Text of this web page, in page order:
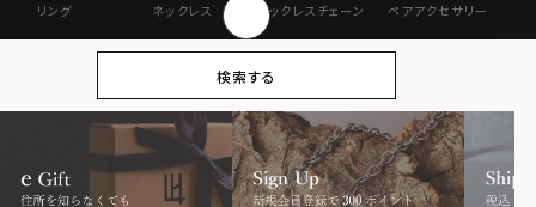
リング ネックレス ネックレスチェーン ペアアクセサリー
オンラインストア
限定
ギフトボックス パーツ
検索する